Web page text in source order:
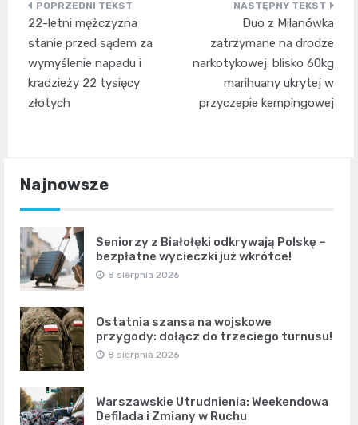
Nawigacja
wpisu
22-letni mężczyzna
stanie przed sądem za
wymyślenie napadu i
kradzieży 22 tysięcy
złotych
Duo z Milanówka
zatrzymane na drodze
narkotykowej: blisko 60kg
marihuany ukrytej w
przyczepie kempingowej
Najnowsze
Seniorzy z Białołęki odkrywają Polskę –
bezpłatne wycieczki już wkrótce!
8 sierpnia 2026
Ostatnia szansa na wojskowe
przygody: dołącz do trzeciego turnusu!
8 sierpnia 2026
Warszawskie Utrudnienia: Weekendowa
Defilada i Zmiany w Ruchu